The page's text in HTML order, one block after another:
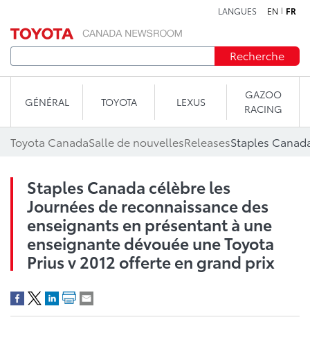
LANGUES EN FR
Recherche
GÉNÉRAL TOYOTA LEXUS
GAZOO
RACING
Toyota CanadaSalle de nouvellesReleases
Staples Canada célèbre les
Journées de reconnaissance des
enseignants en présentant à une
enseignante dévouée une Toyota
Prius v 2012 offerte en grand prix